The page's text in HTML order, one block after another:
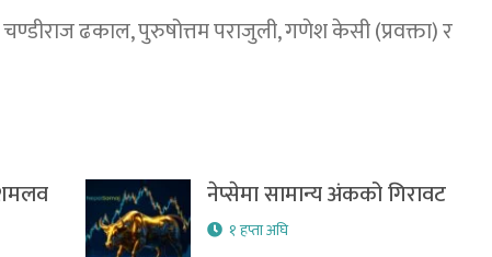
ढकाल, पुरुषोत्तम पराजुली, गणेश केसी (प्रवक्ता) र
नेप्सेमा सामान्य अंकको गिरावट
१ हप्ता अघि